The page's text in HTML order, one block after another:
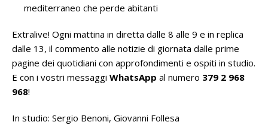
mediterraneo che perde abitanti
Extralive! Ogni mattina in diretta dalle 8 alle 9 e in replica
dalle 13, il commento alle notizie di giornata dalle prime
pagine dei quotidiani con approfondimenti e ospiti in studio.
E con i vostri messaggi WhatsApp al numero 379 2 968
968!
In studio: Sergio Benoni, Giovanni Follesa